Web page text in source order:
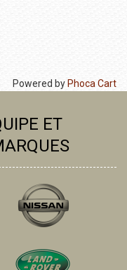
Powered by Phoca Cart
ET